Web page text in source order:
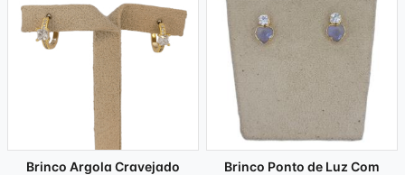
Brinco Argola Cravejado
Brinco Ponto de Luz Com